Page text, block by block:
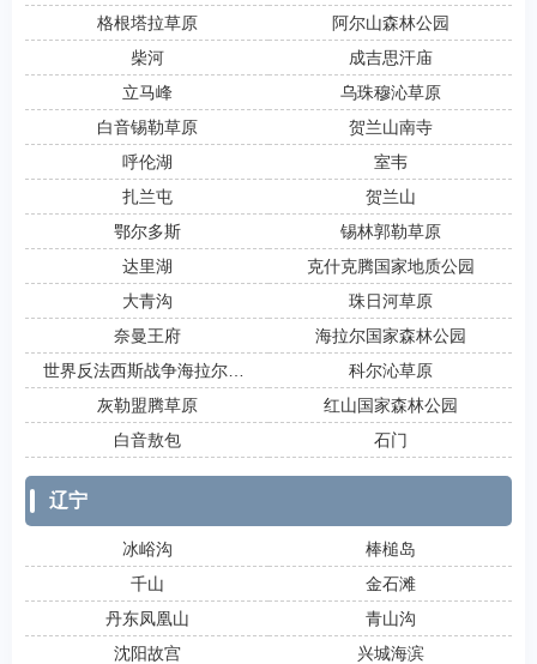
格根塔拉草原
阿尔山森林公园
柴河
成吉思汗庙
立马峰
乌珠穆沁草原
白音锡勒草原
贺兰山南寺
呼伦湖
室韦
扎兰屯
贺兰山
鄂尔多斯
锡林郭勒草原
达里湖
克什克腾国家地质公园
大青沟
珠日河草原
奈曼王府
海拉尔国家森林公园
世界反法西斯战争海拉尔纪念园
科尔沁草原
灰勒盟腾草原
红山国家森林公园
白音敖包
石门
辽宁
冰峪沟
棒槌岛
千山
金石滩
丹东凤凰山
青山沟
沈阳故宫
兴城海滨